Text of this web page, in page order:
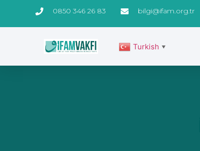
0850 346 26 83 bilgi@ifam.org.tr
Turkish ▼